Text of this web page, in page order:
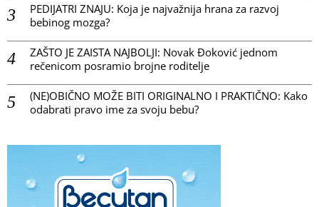
PEDIJATRI ZNAJU: Koja je najvažnija hrana za razvoj
bebinog mozga?
ZAŠTO JE ZAISTA NAJBOLJI: Novak Đoković jednom
rečenicom posramio brojne roditelje
(NE)OBIČNO MOŽE BITI ORIGINALNO I PRAKTIČNO: Kako
odabrati pravo ime za svoju bebu?